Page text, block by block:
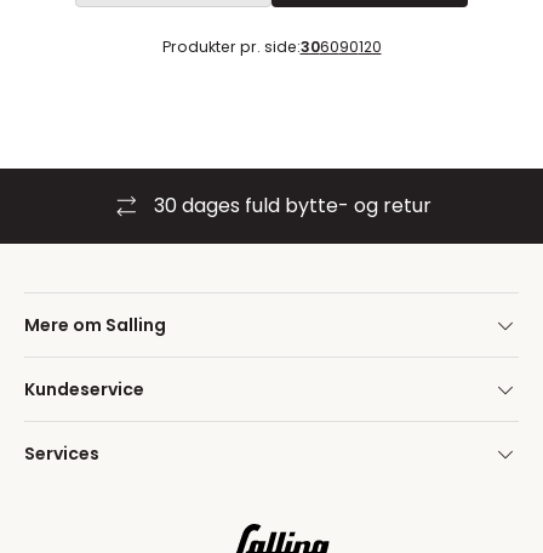
Produkter pr. side:306090120
30 dages fuld bytte- og retur
Mere om Salling
Kundeservice
Services